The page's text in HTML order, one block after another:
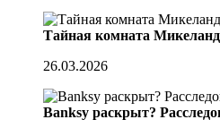
Тайная комната
26.03.2026
Banksy раскрыт?